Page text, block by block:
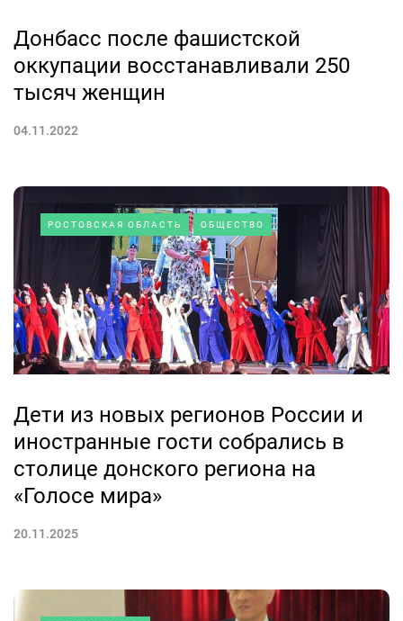
Донбасс после фашистской
оккупации восстанавливали 250
тысяч женщин
04.11.2022
РОСТОВСКАЯ ОБЛАСТЬ ОБЩЕСТВО
Дети из новых регионов России и
иностранные гости собрались в
столице донского региона на
«Голосе мира»
20.11.2025